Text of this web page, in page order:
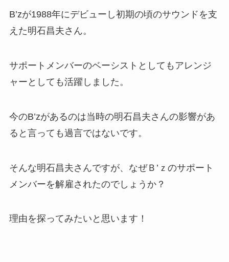
B’zが1988年にデビューし初期の頃のサウンドを支
えた明石昌夫さん。
サポートメンバーのベーシストとしてもアレンジ
ャーとしても活躍しました。
今のB’zがあるのは当時の明石昌夫さんの影響があ
ると言っても過言ではないです。
そんな明石昌夫さんですが、なぜＢ’ｚのサポート
メンバーを解雇されたのでしょうか？
理由を探ってみたいと思います！